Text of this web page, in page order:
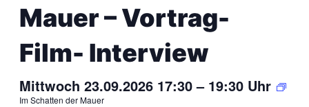
Mauer – Vortrag-
Film- Interview
Mittwoch 23.09.2026 17:30– 19:30Uhr
Im Schatten der Mauer